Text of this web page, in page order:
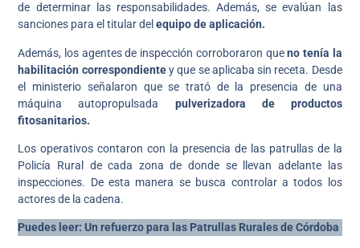
de determinar las responsabilidades. Además, se evalúan las
sanciones para el titular delequipo de aplicación.
Además, los agentes de inspección corroboraron queno tenía la
habilitación correspondientey que se aplicaba sin receta. Desde
el ministerio señalaron que se trató de la presencia de una
máquina autopropulsada pulverizadora de productos
fitosanitarios.
Los operativos contaron con la presencia de las patrullas de la
Policía Rural de cada zona de donde se llevan adelante las
inspecciones. De esta manera se busca controlar a todos los
actores de la cadena.
Puedes leer: Un refuerzo para las Patrullas Rurales de Córdoba